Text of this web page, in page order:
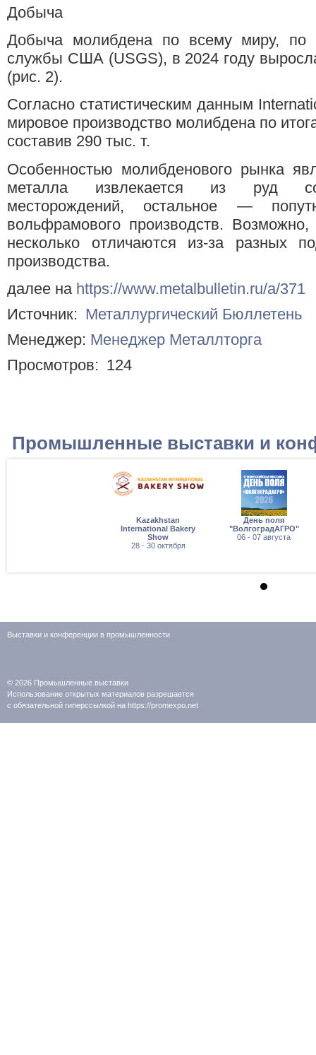
Добыча
Добыча молибдена по всему миру, по
службы США (USGS), в 2024 году
(рис. 2).
Согласно статистическим данным
мировое производство молибдена по
составив 290 тыс. т.
Особенностью молибденового рынка
металла извлекается из руд
месторождений, остальное —
вольфрамового производств.
несколько отличаются из-за разных
производства.
далее на https://www.metalbulletin.ru/a/371
Источник: Металлургический Бюллетень
Менеджер: Менеджер Металлторга
Просмотров: 124
Промышленные выставки и
Kazakhstan
International Bakery
Show
28 - 30 октября
День поля
"ВолгоградАГРО"
06 - 07 августа
Выставки и конференции в промышленности
© 2026 Промышленные выставки
Использование открытых материалов разрешается
с обязательной гиперссылкой на https://promexpo.net